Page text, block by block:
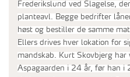
Frederikslund ved Slagelse,
planteavl. Begge bedrifter
høst og bestiller de samme
Ellers drives hver lokation for
mandskab. Kurt Skovbjerg
Aspagaarden i 24 år, før han